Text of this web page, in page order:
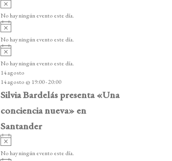
o
v
i
o
No hay ningún evento este día.
v
i
o
No hay ningún evento este día.
v
i
s
o
No hay ningún evento este día.
14 agosto
14 agosto @ 19:00-20:00
Silvia Bardelás presenta «Una
conciencia nueva» en
Santander
A
v
i
No hay ningún evento este día.